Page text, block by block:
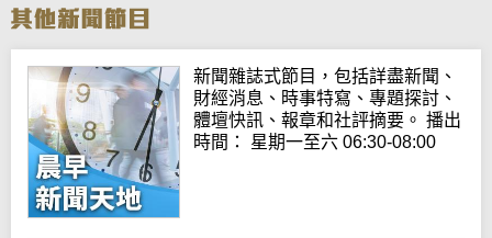
新聞雜誌式節目，包括詳盡新聞、
財經消息、時事特寫、專題探討、
體壇快訊、報章和社評摘要。 播出
時間： 星期一至六 06:30-08:00